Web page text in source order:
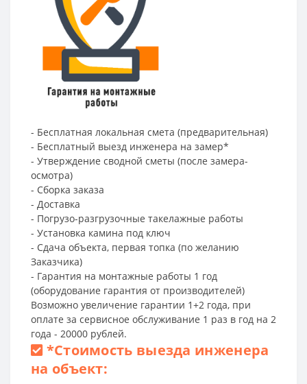
- Бесплатная локальная смета (предварительная)
- Бесплатный выезд инженера на замер*
- Утверждение сводной сметы (после замера-
осмотра)
- Сборка заказа
- Доставка
- Погрузо-разгрузочные такелажные работы
- Установка камина под ключ
- Сдача объекта, первая топка (по желанию
Заказчика)
- Гарантия на монтажные работы 1 год
(оборудование гарантия от производителей)
Возможно увеличение гарантии 1+2 года, при
оплате за сервисное обслуживание 1 раз в год на 2
года - 20000 рублей.
*Стоимость выезда инженера
на объект: